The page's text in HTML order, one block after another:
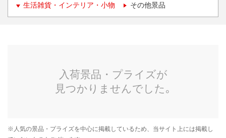
生活雑貨・インテリア・小物 その他景品